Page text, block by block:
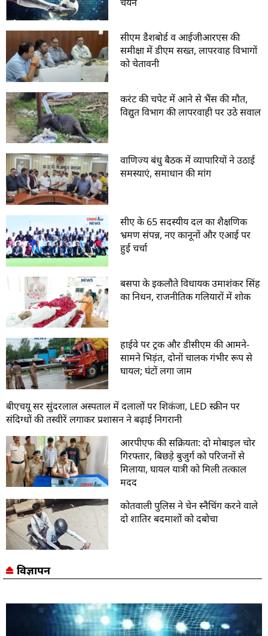
सीएम डैशबोर्ड व आईजीआरएस की
समीक्षा में डीएम सख्त, लापरवाह विभागों
को चेतावनी
करंट की चपेट में आने से भैंस की मौत,
विद्युत विभाग की लापरवाही पर उठे सवाल
वाणिज्य बंधु बैठक में व्यापारियों ने उठाई
समस्याएं, समाधान की मांग
सीए के 65 सदस्यीय दल का शैक्षणिक
भ्रमण संपन्न, नए कानूनों और एआई पर
हुई चर्चा
बसपा के इकलौते विधायक उमाशंकर सिंह
का निधन, राजनीतिक गलियारों में शोक
हाईवे पर ट्रक और डीसीएम की आमने-
सामने भिड़ंत, दोनों चालक गंभीर रूप से
घायल; घंटों लगा जाम
बीएचयू सर सुंदरलाल अस्पताल में दलालों पर शिकंजा, LED स्क्रीन पर
संदिग्धों की तस्वीरें लगाकर प्रशासन ने बढ़ाई निगरानी
आरपीएफ की सक्रियता: दो मोबाइल चोर
गिरफ्तार, बिछड़े बुजुर्ग को परिजनों से
मिलाया, घायल यात्री को मिली तत्काल
मदद
कोतवाली पुलिस ने चेन स्नैचिंग करने वाले
दो शातिर बदमाशों को दबोचा
विज्ञापन